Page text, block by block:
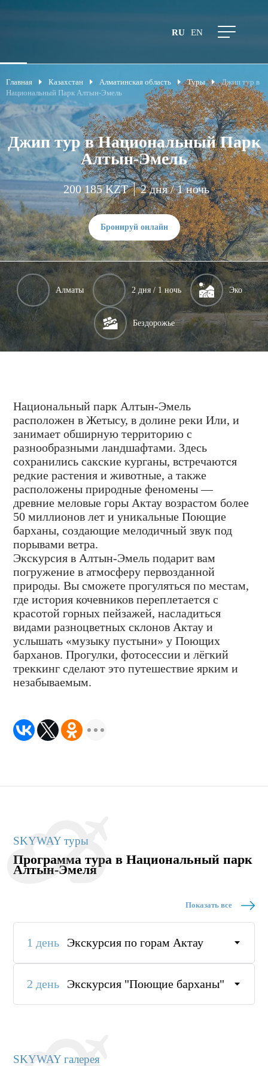
RU EN
Главная Казахстан Алматинская область Туры
Джип тур в
Национальный Парк Алтын-Эмель
Джип тур в Национальный Парк
Алтын-Эмель
200 185 KZT 2 дня / 1 ночь
Бронируй онлайн
Алматы 2 дня / 1 ночь Эко
Бездорожье
Национальный парк Алтын-Эмель
расположен в Жетысу, в долине реки Или, и
занимает обширную территорию с
разнообразными ландшафтами. Здесь
сохранились сакские курганы, встречаются
редкие растения и животные, а также
расположены природные феномены —
древние меловые горы Актау возрастом более
50 миллионов лет и уникальные Поющие
барханы, создающие мелодичный звук под
порывами ветра.
Экскурсия в Алтын-Эмель подарит вам
погружение в атмосферу первозданной
природы. Вы сможете прогуляться по местам,
где история кочевников переплетается с
красотой горных пейзажей, насладиться
видами разноцветных склонов Актау и
услышать «музыку пустыни» у Поющих
барханов. Прогулки, фотосессии и лёгкий
треккинг сделают это путешествие ярким и
незабываемым.
SKYWAY туры
Программа тура в Национальный парк
Алтын-Эмеля
Показать все
1 день Экскурсия по горам Актау
2 день Экскурсия "Поющие барханы"
SKYWAY галерея